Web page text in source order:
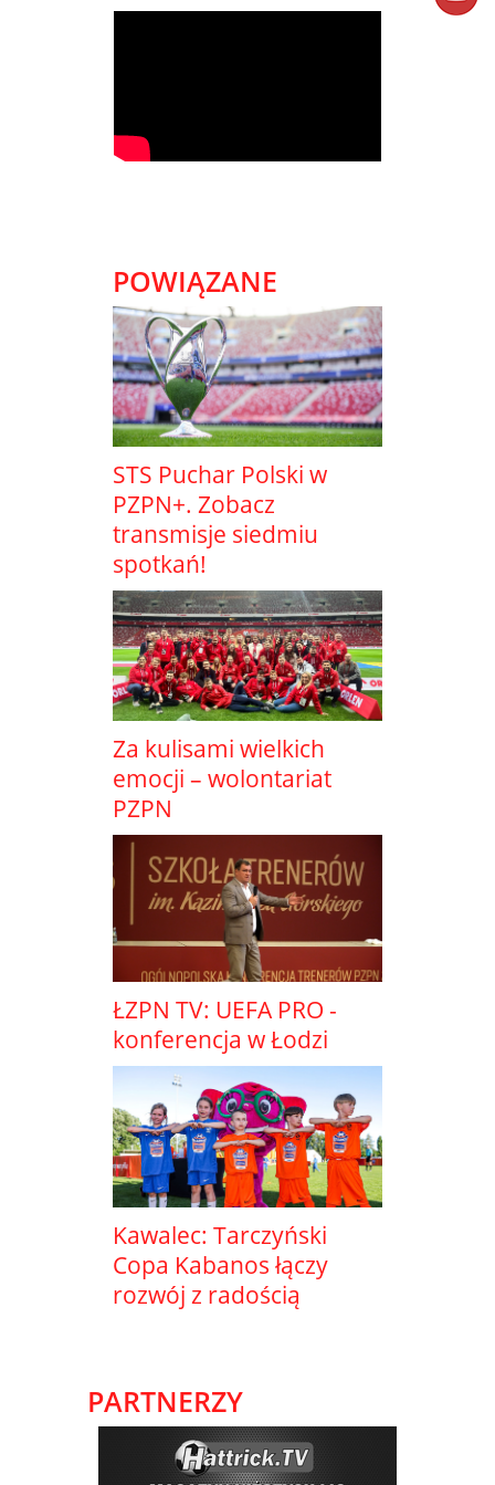
POWIĄZANE
STS Puchar Polski w
PZPN+. Zobacz
transmisje siedmiu
spotkań!
Za kulisami wielkich
emocji – wolontariat
PZPN
ŁZPN TV: UEFA PRO -
konferencja w Łodzi
Kawalec: Tarczyński
Copa Kabanos łączy
rozwój z radością
PARTNERZY